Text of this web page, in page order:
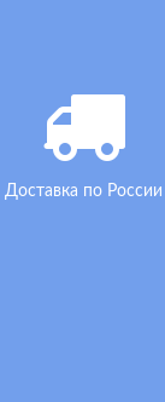
Доставка по России